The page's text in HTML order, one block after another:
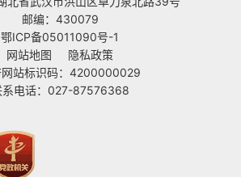
邮编：430079
鄂ICP备05011090号-1
网站地图
隐私政策
网站标识码：4200000029
系电话：027-87576368